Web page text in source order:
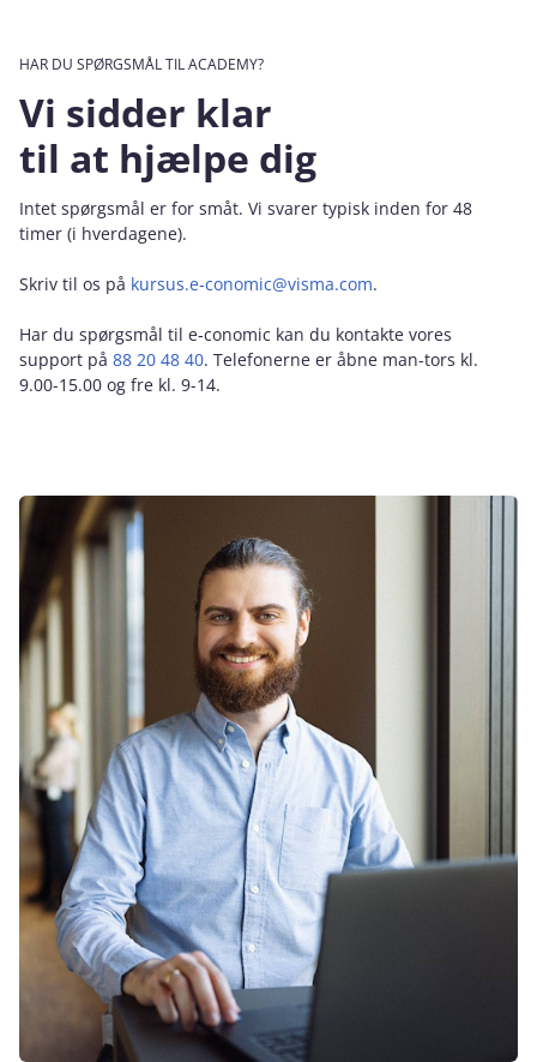
HAR DU SPØRGSMÅL TIL ACADEMY?
Vi sidder klar
til at hjælpe dig
Intet spørgsmål er for småt. Vi svarer typisk inden for 48
timer (i hverdagene).
Skriv til os på kursus.e‑conomic@visma.com.
Har du spørgsmål til e‑conomic kan du kontakte vores
support på 88 20 48 40. Telefonerne er åbne man-tors kl.
9.00-15.00 og fre kl. 9-14.